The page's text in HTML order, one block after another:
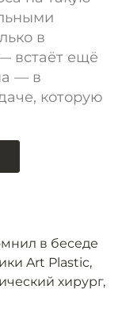
в
встаёт ещё
— в
которую
в беседе
Art Plastic,
хирург,